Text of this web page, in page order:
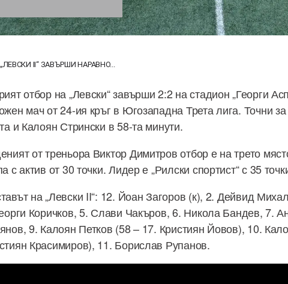
„ЛЕВСКИ II“ ЗАВЪРШИ НАРАВНО...
отбор на „Левски“ завърши 2:2 на стадион „Георги
мач от 24-ия кръг в Югозападна Трета лига. Точни
и Калоян Стрински в 58-та минути.
от треньора Виктор Димитров отбор е на трето
с актив от 30 точки. Лидер е „Рилски спортист“ с 35
на „Левски II“: 12. Йоан Загоров (к), 2. Дейвид
Коричков, 5. Слави Чакъров, 6. Никола Бандев, 7.
9. Калоян Петков (58 – 17. Кристиян Йовов), 10.
Красимиров), 11. Борислав Рупанов.